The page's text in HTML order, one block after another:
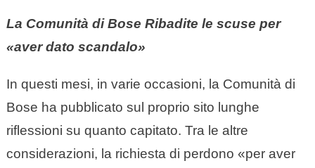
La Comunità di Bose Ribadite le scuse per
«aver dato scandalo»​
In questi mesi, in varie occasioni, la Comunità di
Bose ha pubblicato sul proprio sito lunghe
riflessioni su quanto capitato. Tra le altre
considerazioni, la richiesta di perdono «per aver